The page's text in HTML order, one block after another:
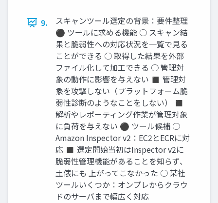
9.
スキャンツール選定の背景：要件整理
⚫ ツールに求める機能 ○ スキャン結
果と脆弱性への対応状況を一覧で見る
ことができる ○ 取得した結果を外部
ファイル化して加工できる ○ 管理対
象の動作に影響を与えない ◼ 管理対
象を攻撃しない（プラットフォーム脆
弱性診断のようなことをしない） ◼
解析やレポーティング作業が管理対象
に負荷を与えない ⚫ ツール候補 ○
Amazon Inspector v2：EC2とECRに対
応 ◼ 選定開始当初はInspector v2に
脆弱性管理機能があることを知らず、
土俵にも 上がってこなかった ○ 某社
ツールいくつか：オンプレからクラウ
ドのサーバまで幅広く対応